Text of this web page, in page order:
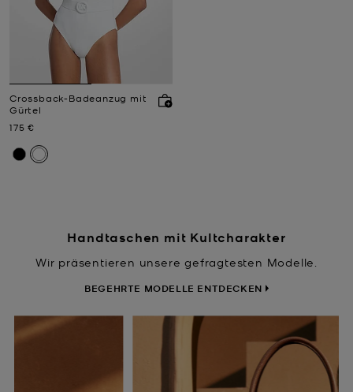
Crossback-Badeanzug mit
Gürtel
Jetzt
175 €
Handtaschen mit Kultcharakter
Wir präsentieren unsere gefragtesten Modelle.
BEGEHRTE MODELLE ENTDECKEN